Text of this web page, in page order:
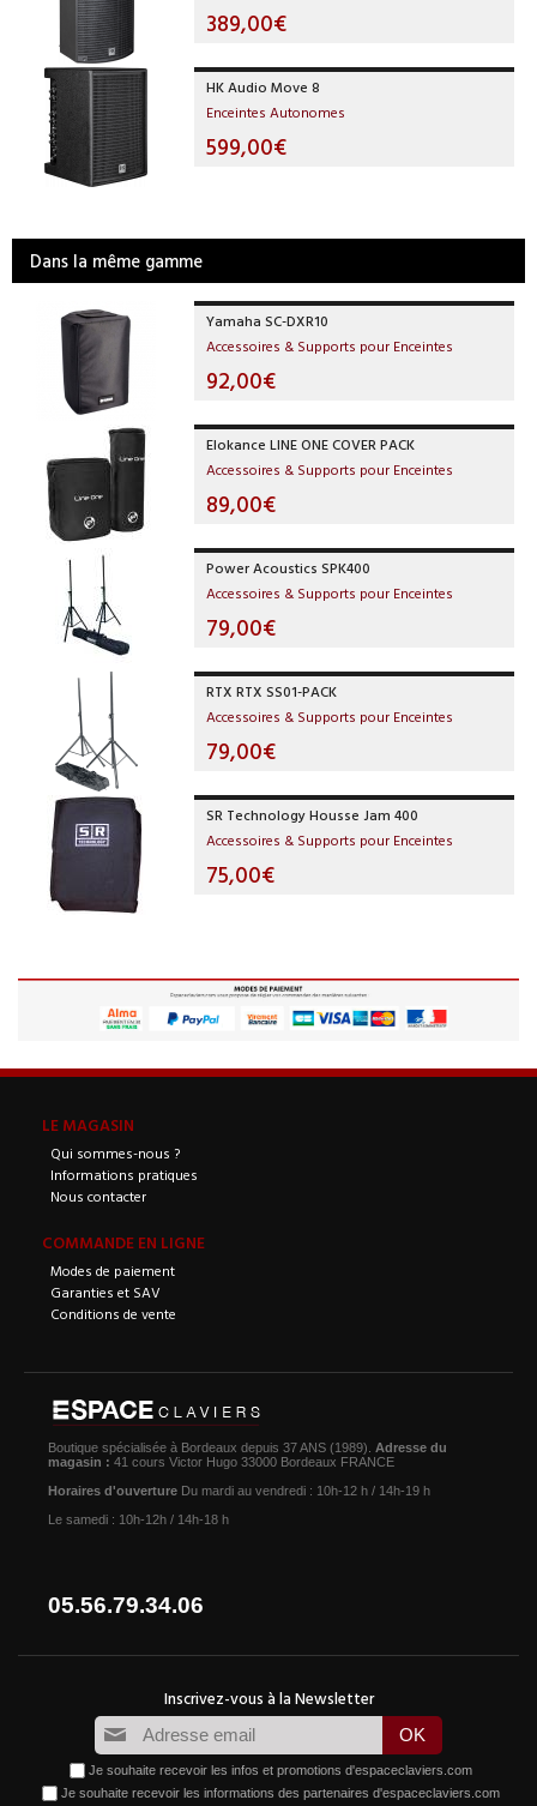
389,00€
HK Audio Move 8
Enceintes Autonomes
599,00€
Dans la même gamme
Yamaha SC-DXR10
Accessoires & Supports pour Enceintes
92,00€
Elokance LINE ONE COVER PACK
Accessoires & Supports pour Enceintes
89,00€
Power Acoustics SPK400
Accessoires & Supports pour Enceintes
79,00€
RTX RTX SS01-PACK
Accessoires & Supports pour Enceintes
79,00€
SR Technology Housse Jam 400
Accessoires & Supports pour Enceintes
75,00€
LE MAGASIN
Qui sommes-nous ?
Informations pratiques
Nous contacter
COMMANDE EN LIGNE
Modes de paiement
Garanties et SAV
Conditions de vente
Boutique spécialisée à Bordeaux depuis 37 ANS (1989). Adresse du
magasin : 41 cours Victor Hugo 33000 Bordeaux FRANCE
Horaires d'ouverture Du mardi au vendredi : 10h-12 h / 14h-19 h
Le samedi : 10h-12h / 14h-18 h
05.56.79.34.06
Je souhaite recevoir les infos et promotions d'espaceclaviers.com
Je souhaite recevoir les informations des partenaires d'espaceclaviers.com